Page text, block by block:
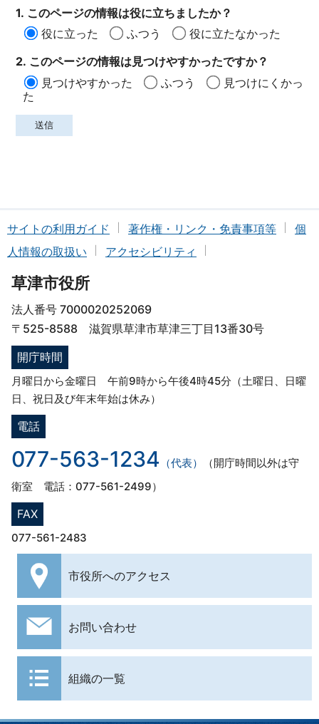
1. このページの情報は役に立ちましたか？
役に立った
ふつう
役に立たなかった
2. このページの情報は見つけやすかったですか？
見つけやすかった
ふつう
見つけにくかっ
た
サイトの利用ガイド 著作権・リンク・免責事項等
個
人情報の取扱い
アクセシビリティ
草津市役所
法人番号 7000020252069
〒525-8588 滋賀県草津市草津三丁目13番30号
開庁時間
月曜日から金曜日 午前9時から午後4時45分（土曜日、日曜
日、祝日及び年末年始は休み）
電話
077-563-1234 （代表）
（開庁時間以外は守
衛室 電話：077-561-2499）
FAX
077-561-2483
市役所へのアクセス
お問い合わせ
組織の一覧